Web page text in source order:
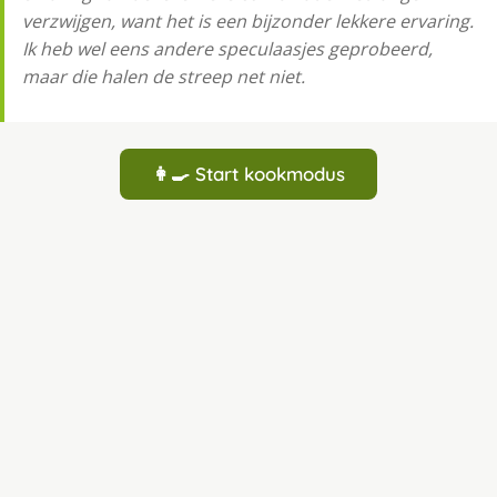
verzwijgen, want het is een bijzonder lekkere ervaring.
Ik heb wel eens andere speculaasjes geprobeerd,
maar die halen de streep net niet.
👩‍🍳 Start kookmodus